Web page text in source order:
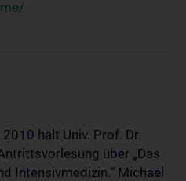
hält Univ. Prof. Dr.
über „Das
Intensivmedizin.“ Michael